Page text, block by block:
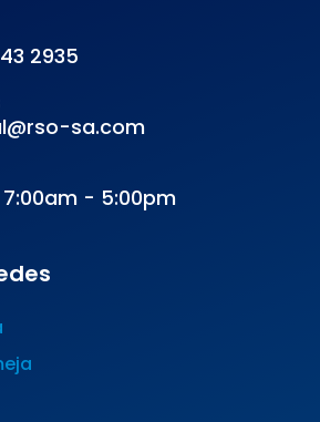
2935
sa.com
7:00am - 5:00pm